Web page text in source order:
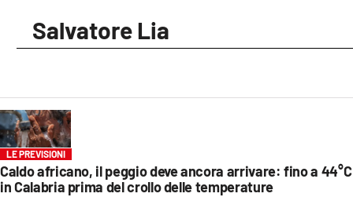
CRONACA
SANITÀ
AMBIENTE
SOCIETÀ
CULTURA
Salvatore Lia
LE PREVISIONI
Caldo africano, il peggio deve ancora arrivare: fino a 44°C
in Calabria prima del crollo delle temperature